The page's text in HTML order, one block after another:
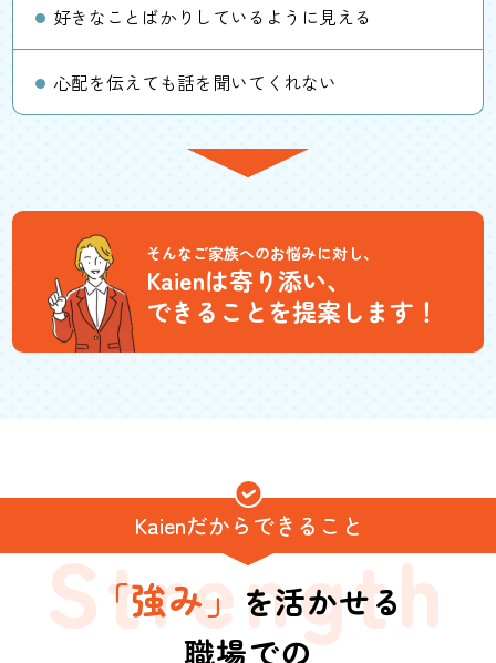
好きなことばかりしているように見える
心配を伝えても話を聞いてくれない
そんなご家族へのお悩みに対し、
Kaienは寄り添い、
できることを提案します！
Kaienだからできること
Strength
「強み」 を活かせる
職場での